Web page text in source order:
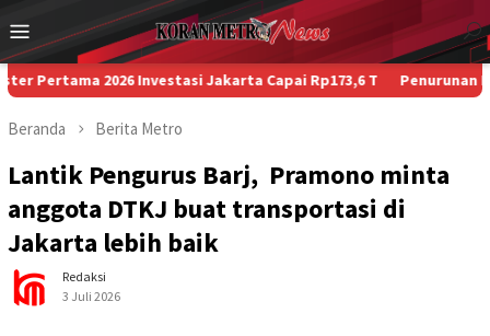
ke
konten
Menu
Mobile
2026 Investasi Jakarta Capai Rp173,6 T Penurunan Paksa
Beranda Berita Metro
Lantik Pengurus Barj, Pramono minta
anggota DTKJ buat transportasi di
Jakarta lebih baik
Redaksi
3 Juli 2026